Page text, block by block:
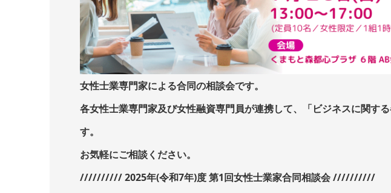
女性士業専門家による合同の相談会です。
各女性士業専門家及び女性融資専門員が連携して、「ビジネスに関す
す。
お気軽にご相談ください。
////////// 2025年(令和7年)度 第1回女性士業家合同相談会 //////////